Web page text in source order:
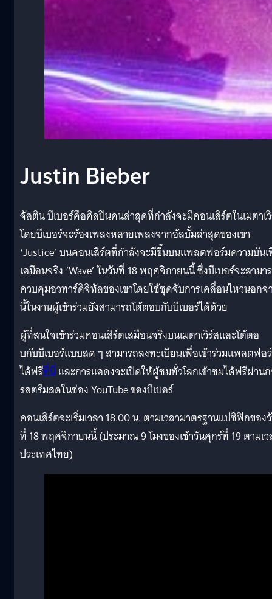
Justin Bieber
จัสติน บีเบอร์คือศิลปินคนล่าสุดที่กำลังจะมีคอนเสิร์ตในเมตาเ
โดยบีเบอร์จะร้องเพลงหลายเพลงจากอัลบั้มล่าสุดของเขา
‘Justice’ บนคอนเสิร์ตที่กำลังจะมีขึ้นบนแพลตฟอร์มความบันเ
เสมือนจริง ‘Wave’ ในวันที่ 18 พฤศจิกายนนี้ ซึ่งบีเบอร์จะสามา
ควบคุมอวทาร์ดิจิทัลของเขาโดยใช้ชุดจับการเคลื่อนไหวนอกจ
นี้ในงานผู้เข้าร่วมยังสามารถโต้ตอบกับบีเบอร์ได้ด้วย
ผู้ที่สนใจเข้าร่วมคอนเสิร์ตเสมือนจริงบนเมตาเวิร์สและโต้ตอ
บกับบีเบอร์แบบสด ๆ สามารถลงทะเบียนเพื่อเข้าร่วมแพลตฟอ
ได้ฟรีที่นี่และการแสดงจะเปิดให้ผู้ชมทั่วโลกเข้าชมได้ฟรีผ่าน
รสตรีมสดในช่อง YouTube ของบีเบอร์
คอนเสิร์ตจะเริ่มเวลา 18.00 น. ตามเวลามาตรฐานแปซิฟิกของ
ที่ 18 พฤศจิกายนนี้ (ประมาณ 9 โมงของเช้าวันศุกร์ที่ 19 ตามเ
ประเทศไทย)